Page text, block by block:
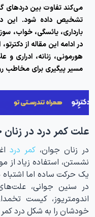
می‌کند تفاوت بین دردهای
تشخیص داده شود. این
بارداری، یائسگی، خواب،
در ادامه این مقاله از
هورمونی، زنانه، ادراری
مسیر پیگیری برای مخاطب
علت کمر درد در
در زنان جوان،کمر درد
نشستن، استفاده زیاد از
یک حرکت ساده اما
اندومتریوز، کیست
خودشان را به شکل درد